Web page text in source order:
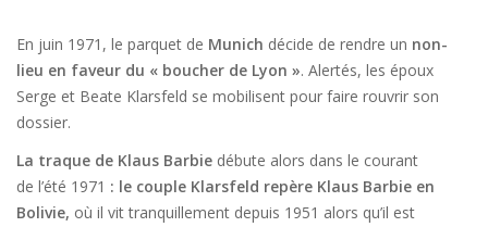
En juin 1971, le parquet de Munich décide de rendre un non-
lieu en faveur du « boucher de Lyon ». Alertés, les époux
Serge et Beate Klarsfeld se mobilisent pour faire rouvrir son
dossier.
La traque de Klaus Barbie débute alors dans le courant
de l’été 1971 : le couple Klarsfeld repère Klaus Barbie en
Bolivie, où il vit tranquillement depuis 1951 alors qu’il est